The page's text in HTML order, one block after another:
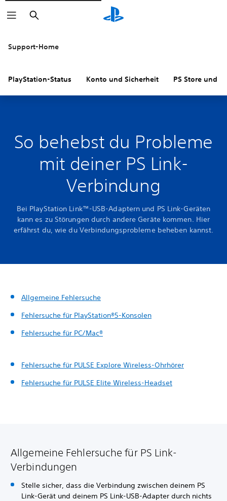
Suchen
Support-Home
PlayStation-Status Konto und Sicherheit PS Store und
So behebst du Probleme
mit deiner PS Link-
Verbindung
Bei PlayStation Link™-USB-Adaptern und PS Link-Geräten
kann es zu Störungen durch andere Geräte kommen. Hier
erfährst du, wie du Verbindungsprobleme beheben kannst.
Allgemeine Fehlersuche
Fehlersuche für PlayStation®5-Konsolen
Fehlersuche für PC/Mac®
Fehlersuche für PULSE Explore Wireless-Ohrhörer
Fehlersuche für PULSE Elite Wireless-Headset
Allgemeine Fehlersuche für PS Link-
Verbindungen
Stelle sicher, dass die Verbindung zwischen deinem PS
Link-Gerät und deinem PS Link-USB-Adapter durch nichts